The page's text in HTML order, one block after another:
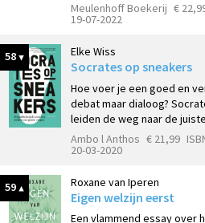
Meulenhoff Boekerij €
19-07-2022
58 Elke Wiss
Socrates op sneakers
Hoe voer je een goed en
debat maar dialoog?
leiden de weg naar de
Ambo l Anthos € 21,99
20-03-2020
59 Roxane van Iperen
Eigen welzijn eerst
Een vlammend essay over